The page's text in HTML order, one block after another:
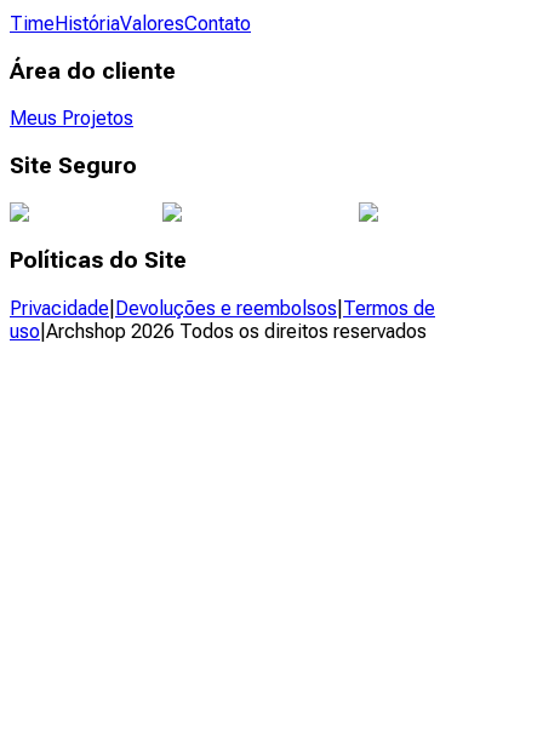
TimeHistóriaValoresContato
Área do cliente
Meus Projetos
Site Seguro
Políticas do Site
Privacidade Devoluções e reembolsos Termos de
uso Archshop 2026 Todos os direitos reservados